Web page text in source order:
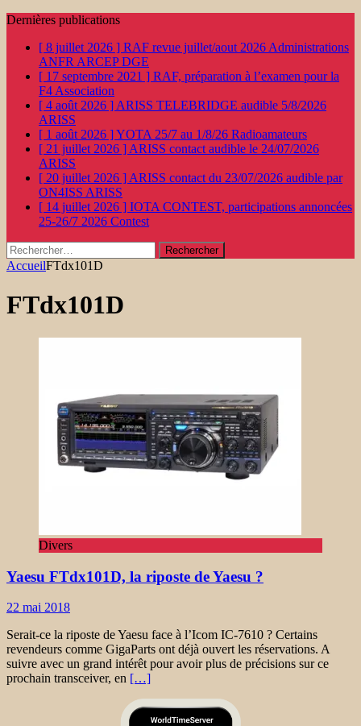
Dernières publications
[ 8 juillet 2026 ] RAF revue juillet/aout 2026 Administrations
ANFR ARCEP DGE
[ 17 septembre 2021 ] RAF, préparation à l’examen pour la
F4 Association
[ 4 août 2026 ] ARISS TELEBRIDGE audible 5/8/2026
ARISS
[ 1 août 2026 ]YOTA 25/7 au 1/8/26 Radioamateurs
[ 21 juillet 2026 ] ARISS contact audible le 24/07/2026
ARISS
[ 20 juillet 2026 ] ARISS contact du 23/07/2026 audible par
ON4ISS ARISS
[ 14 juillet 2026 ] IOTA CONTEST, participations annoncées
25-26/7 2026 Contest
Rechercher :
AccueilFTdx101D
FTdx101D
Divers
Yaesu FTdx101D, la riposte de Yaesu ?
22 mai 2018
Serait-ce la riposte de Yaesu face à l’Icom IC-7610 ? Certains
revendeurs comme GigaParts ont déjà ouvert les réservations. A
suivre avec un grand intérêt pour avoir plus de précisions sur ce
prochain transceiver, en […]